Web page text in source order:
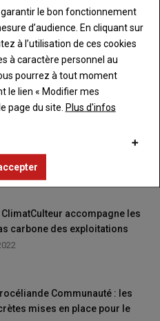
plébiscitent les énergies
: Retour sur la concertation
accompagne les
carbone des exploitations
Communauté : les
mises en place pour le
le bon fonctionnement
d’audience. En cliquant sur
à l’utilisation de ces cookies
à caractère personnel au
pourrez à tout moment
le lien « Modifier mes
page du site. Plus d'infos